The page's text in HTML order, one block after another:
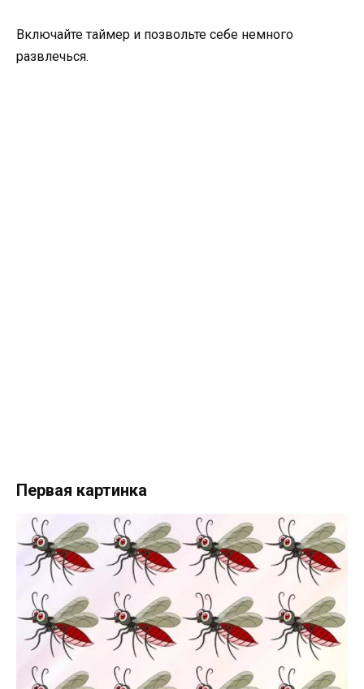
Включайте таймер и позвольте себе немного
развлечься.
Первая картинка